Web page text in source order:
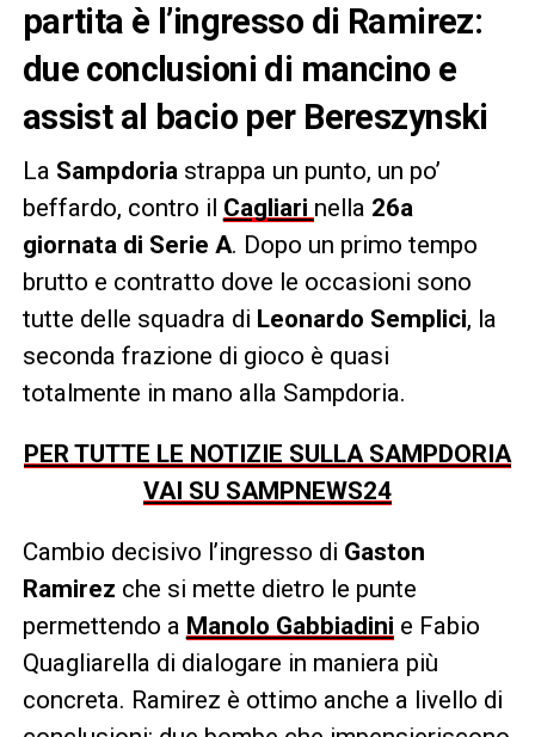
partita è l’ingresso di Ramirez:
due conclusioni di mancino e
assist al bacio per Bereszynski
La Sampdoriastrappa un punto, un po’
beffardo, contro il Cagliari nella 26a
giornata di Serie A. Dopo un primo tempo
brutto e contratto dove le occasioni sono
tutte delle squadra di Leonardo Semplici, la
seconda frazione di gioco è quasi
totalmente in mano alla Sampdoria.
PER TUTTE LE NOTIZIE SULLA SAMPDORIA
VAI SU SAMPNEWS24
Cambio decisivo l’ingresso di Gaston
Ramirez che si mette dietro le punte
permettendo a Manolo Gabbiadini e Fabio
Quagliarella di dialogare in maniera più
concreta. Ramirez è ottimo anche a livello di